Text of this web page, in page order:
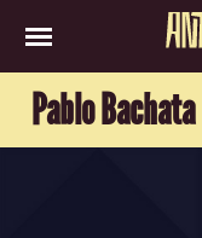
Pablo Bachata